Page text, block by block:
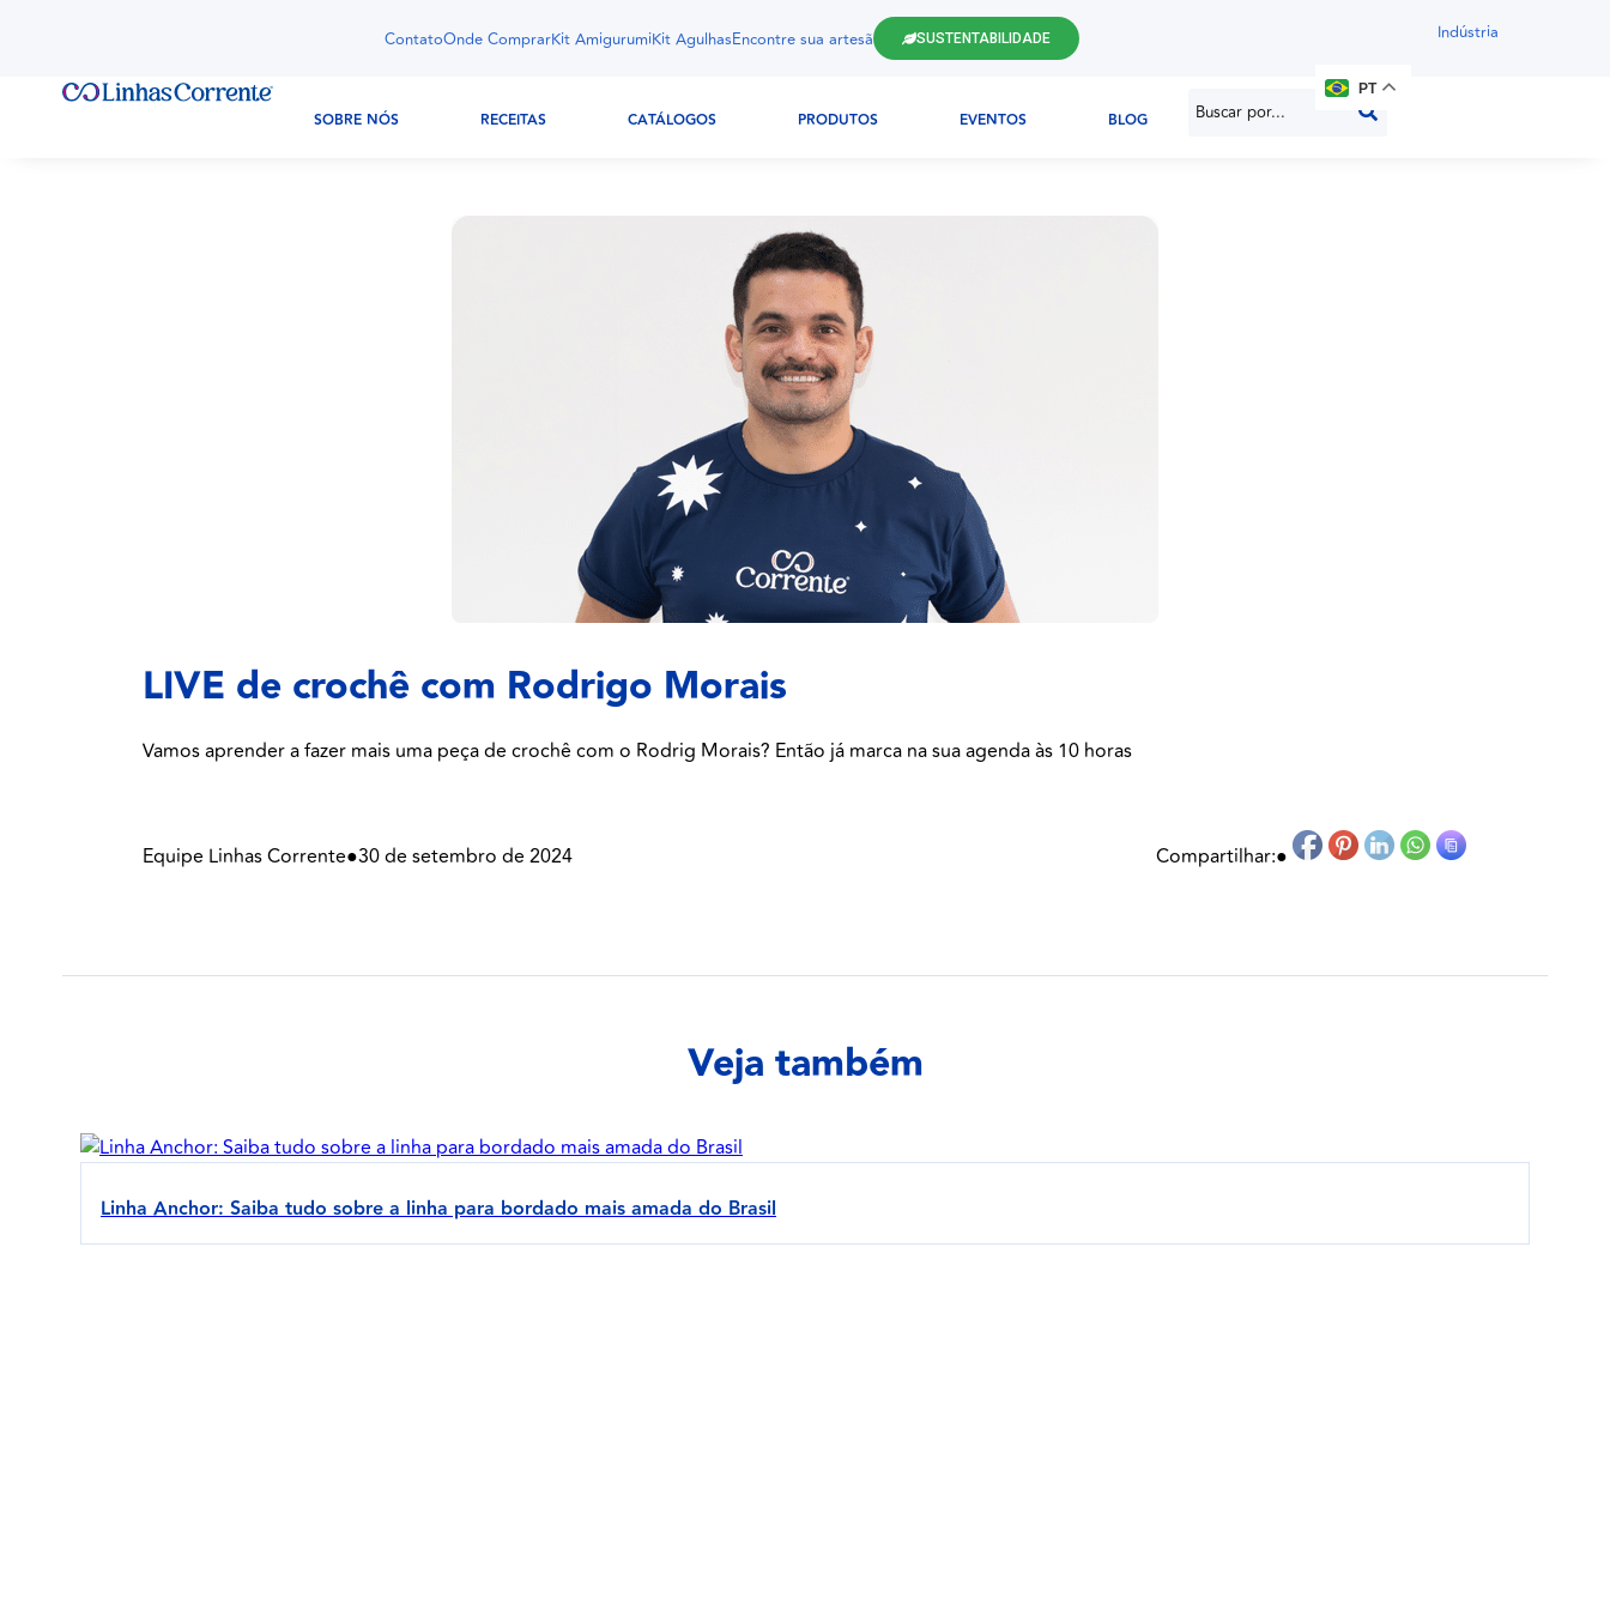
ContatoOnde ComprarKit AmigurumiKit AgulhasEncontre sua artesã SUSTENTABILIDADE Indústria
SOBRE NÓS RECEITAS CATÁLOGOS PRODUTOS EVENTOS BLOG
PT
LIVE de crochê com Rodrigo Morais
Vamos aprender a fazer mais uma peça de crochê com o Rodrig Morais? Então já marca na sua agenda às 10 horas
Equipe Linhas Corrente●30 de setembro de 2024 Compartilhar:●
Veja também
Linha Anchor: Saiba tudo sobre a linha para bordado mais amada do Brasil